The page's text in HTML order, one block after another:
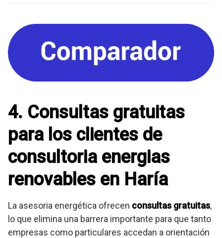
4. Consultas gratuitas
para los clientes de
consultoria energias
renovables en Haría
La asesoria energética ofrecen consultas gratuitas,
lo que elimina una barrera importante para que tanto
empresas como particulares accedan a orientación